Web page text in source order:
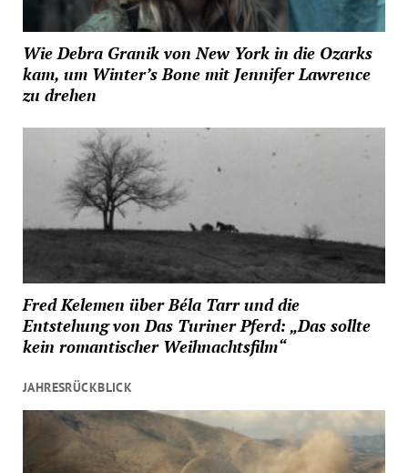
Wie Debra Granik von New York in die Ozarks
kam, um Winter’s Bone mit Jennifer Lawrence
zu drehen
Fred Kelemen über Béla Tarr und die
Entstehung von Das Turiner Pferd: „Das sollte
kein romantischer Weihnachtsfilm“
JAHRESRÜCKBLICK